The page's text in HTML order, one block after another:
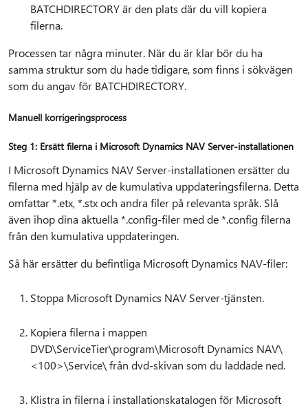
BATCHDIRECTORY är den plats där du vill kopiera
filerna.
Processen tar några minuter. När du är klar bör du ha
samma struktur som du hade tidigare, som finns i sökvägen
som du angav för BATCHDIRECTORY.
Manuell korrigeringsprocess
Steg 1: Ersätt filerna i Microsoft Dynamics NAV Server-installationen
I Microsoft Dynamics NAV Server-installationen ersätter du
filerna med hjälp av de kumulativa uppdateringsfilerna. Detta
omfattar *.etx, *.stx och andra filer på relevanta språk. Slå
även ihop dina aktuella *.config-filer med de *.config filerna
från den kumulativa uppdateringen.
Så här ersätter du befintliga Microsoft Dynamics NAV-filer:
Stoppa Microsoft Dynamics NAV Server-tjänsten.
Kopiera filerna i mappen
DVD\ServiceTier\program\Microsoft Dynamics NAV\
<100>\Service\ från dvd-skivan som du laddade ned.
Klistra in filerna i installationskatalogen för Microsoft